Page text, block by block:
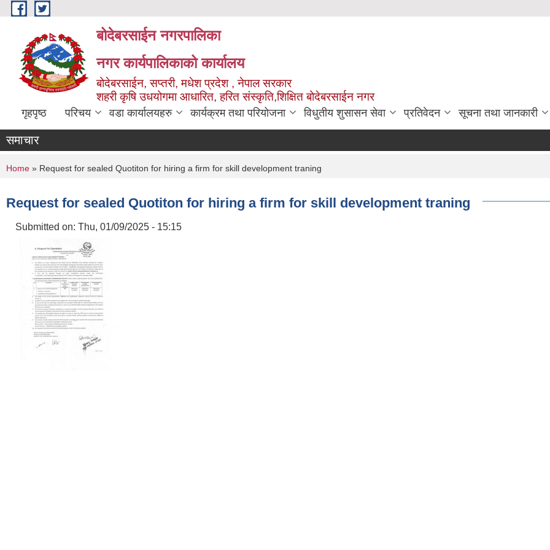
Skip to main content
बोदेबरसाईन नगरपालिका
नगर कार्यपालिकाको कार्यालय
बोदेबरसाईन, सप्तरी, मधेश प्रदेश , नेपाल सरकार
शहरी कृषि उधयोगमा आधारित, हरित संस्कृति,शिक्षित बोदेबरसाईन नगर
गृहपृष्ठ परिचय वडा कार्यालयहरु कार्यक्रम तथा परियोजना विधुतीय शुसासन सेवा प्रतिवेदन सूचना तथा जानकारी
समाचार
You are here
Home » Request for sealed Quotiton for hiring a firm for skill development traning
Request for sealed Quotiton for hiring a firm for skill development traning
Submitted on: Thu, 01/09/2025 - 15:15